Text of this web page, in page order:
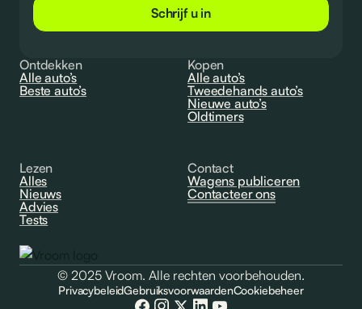
Schrijf u in
Ontdekken
Alle auto’s
Beste auto’s
Kopen
Alle auto’s
Tweedehands auto’s
Nieuwe auto’s
Oldtimers
Lezen
Alles
Nieuws
Advies
Tests
Contact
Wagens publiceren
Contacteer ons
© 2025 Vroom. Alle rechten voorbehouden.
PrivacybeleidGebruiksvoorwaardenCookiebeheer